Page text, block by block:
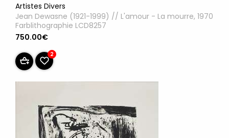
Artistes Divers
Jean Dewasne (1921-1999) // L'amour - La mourre, 1970
Farblithographie LCD8257
750.00€
2